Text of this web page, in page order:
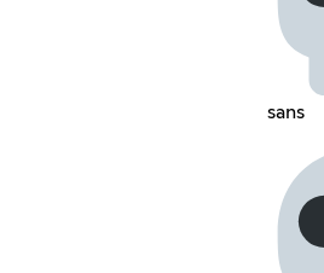
sans‎ ‎ ‎ ‎